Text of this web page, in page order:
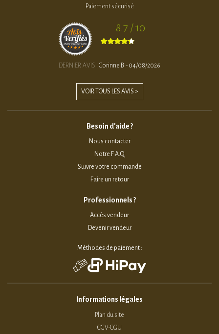
Paiement sécurisé
8.7 / 10
DERNIER AVIS : Corinne B. - 04/08/2026
VOIR TOUS LES AVIS >
Besoin d'aide ?
Nous contacter
Notre F.A.Q
Suivre votre commande
Faire un retour
Professionnels ?
Accès vendeur
Devenir vendeur
Méthodes de paiement :
Informations légales
Plan du site
CGV-CGU